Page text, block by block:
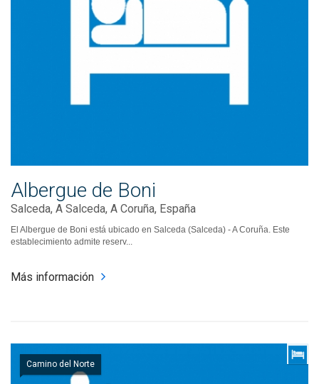
Albergue de Boni
Salceda, A Salceda, A Coruña, España
El Albergue de Boni está ubicado en Salceda (Salceda) - A Coruña. Este
establecimiento admite reserv...
Más información
Camino del Norte